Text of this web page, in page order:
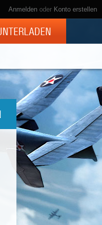
Anmelden oder Konto erstellen